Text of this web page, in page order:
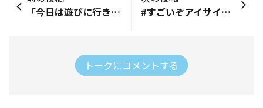
「今日は遊びに行きたいな」「子どものお迎えよろしくね」 今のフォレスターに乗り替えて家族とのコミュニケーションは間違いなく増えました💓 今までもSUBARU車でしたがBRZに1人乗りでお出掛けが多かったので、まさにフォレスターの恩恵に預かりましたかね☺️ 毎日楽しいですよ😆 雪が降らない地域なのでAWD＋スタッドレスの「履いてて良かった」を感じる場面はまだこれからですが、本当に乗り心地の素晴らしいSUVの走りを毎日感じてマス😊 スバルがあるから、幸せのバロメーター増加中です❤️
#すごいぞアイサイトで投稿するのはどうかな？と迷いましたが、先日、一般道を走行中に、プリクラッシュブレーキが作動したのですが、かなりびっくりしたので投稿してみたいと思います。 1枚目の写真のように、私が青信号で交差点を通過中、その交差点きわの歩道を走行する自転車（赤丸）がいました。 この自転車は歩道をそのまま走って、私と同じ進行方向に進む様子でした。 しかし...私が交差点出口の横断歩道にさしかかろうとしたときにアラームが鳴り、自動ブレーキが作動して車は完全に停止しました。（3枚目の写真） 自転車はそんなことにはまったく気づかずに、同じ進行方向に向かって歩道を走り去っていきました。（まあ当然ですね） アイサイトには自転車が横断歩道を渡ろうとしているように見えたのでしょう。（2枚目の写真） だから衝突回避のために自動ブレーキを作動させた...ということですね。 でもこれはちょっと怖いですね。状況によっては後続車に追突される危険性が高いと思います。このときは幸いに後ろの車は左折していったようで、さらにその後ろの車まではかなり間隔がありましたので、追突されることはありませんでした。 アイサイトの視野が広がったのはいいんですが、裏目に出てしまうこともありえるケースではないでしょうか。
トークにコメントする